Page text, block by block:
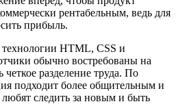
рентабельным, ведь для
прибыль.
HTML, CSS и
обычно востребованы на
четкое разделение труда. По
подходит более общительным и
следить за новым и быть